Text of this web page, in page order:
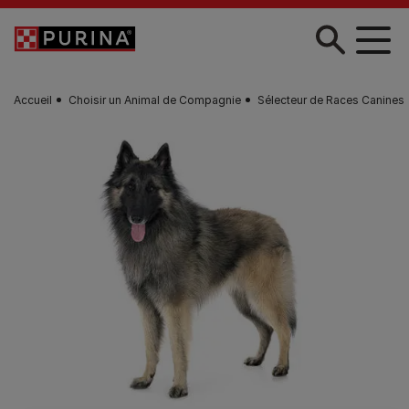
Skip to main content
Accueil Choisir un Animal de Compagnie Sélecteur de Races Canines